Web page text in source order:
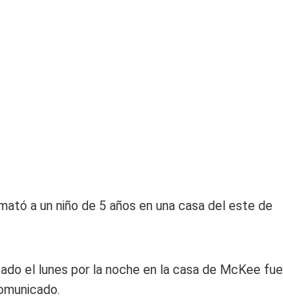
a un niño de 5 años en una casa del este de
el lunes por la noche en la casa de McKee fue